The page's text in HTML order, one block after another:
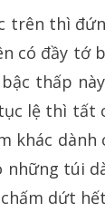
trên thì
có đầy tớ
thấp
lệ thì tất
khác
túi
dứt